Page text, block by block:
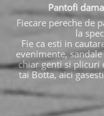
Pantofi
Fiecare pereche de
la
Fie ca esti in
evenimente,
chiar genti si plicuri
tai Botta, aici